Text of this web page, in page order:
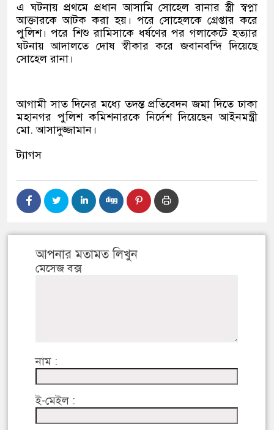
এ ঘটনায় প্রথমে প্রধান আসামি সোহেল রানার স্ত্রী স্বপ্না
আক্তারকে আটক করা হয়। পরে সোহেলকে গ্রেপ্তার করে
পুলিশ। পরে শিশু রামিসাকে ধর্ষণের পর গলাকেটে হত্যার
ঘটনায় আদালতে দোষ স্বীকার করে জবানবন্দি দিয়েছে
সোহেল রানা।
আগামী সাত দিনের মধ্যে তদন্ত প্রতিবেদন জমা দিতে ঢাকা
মহানগর পুলিশ কমিশনারকে নির্দেশ দিয়েছেন আইনমন্ত্রী
মো. আসাদুজ্জামান।
ট্যাগস
আপনার মতামত লিখুন
মেসেজ বক্স
নাম :
ই-মেইল :